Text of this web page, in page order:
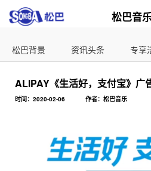
松巴音
松巴背景 资讯头条 专享
ALIPAY《生活好，支付宝》广
时间：2020-02-06 作者：松巴音乐